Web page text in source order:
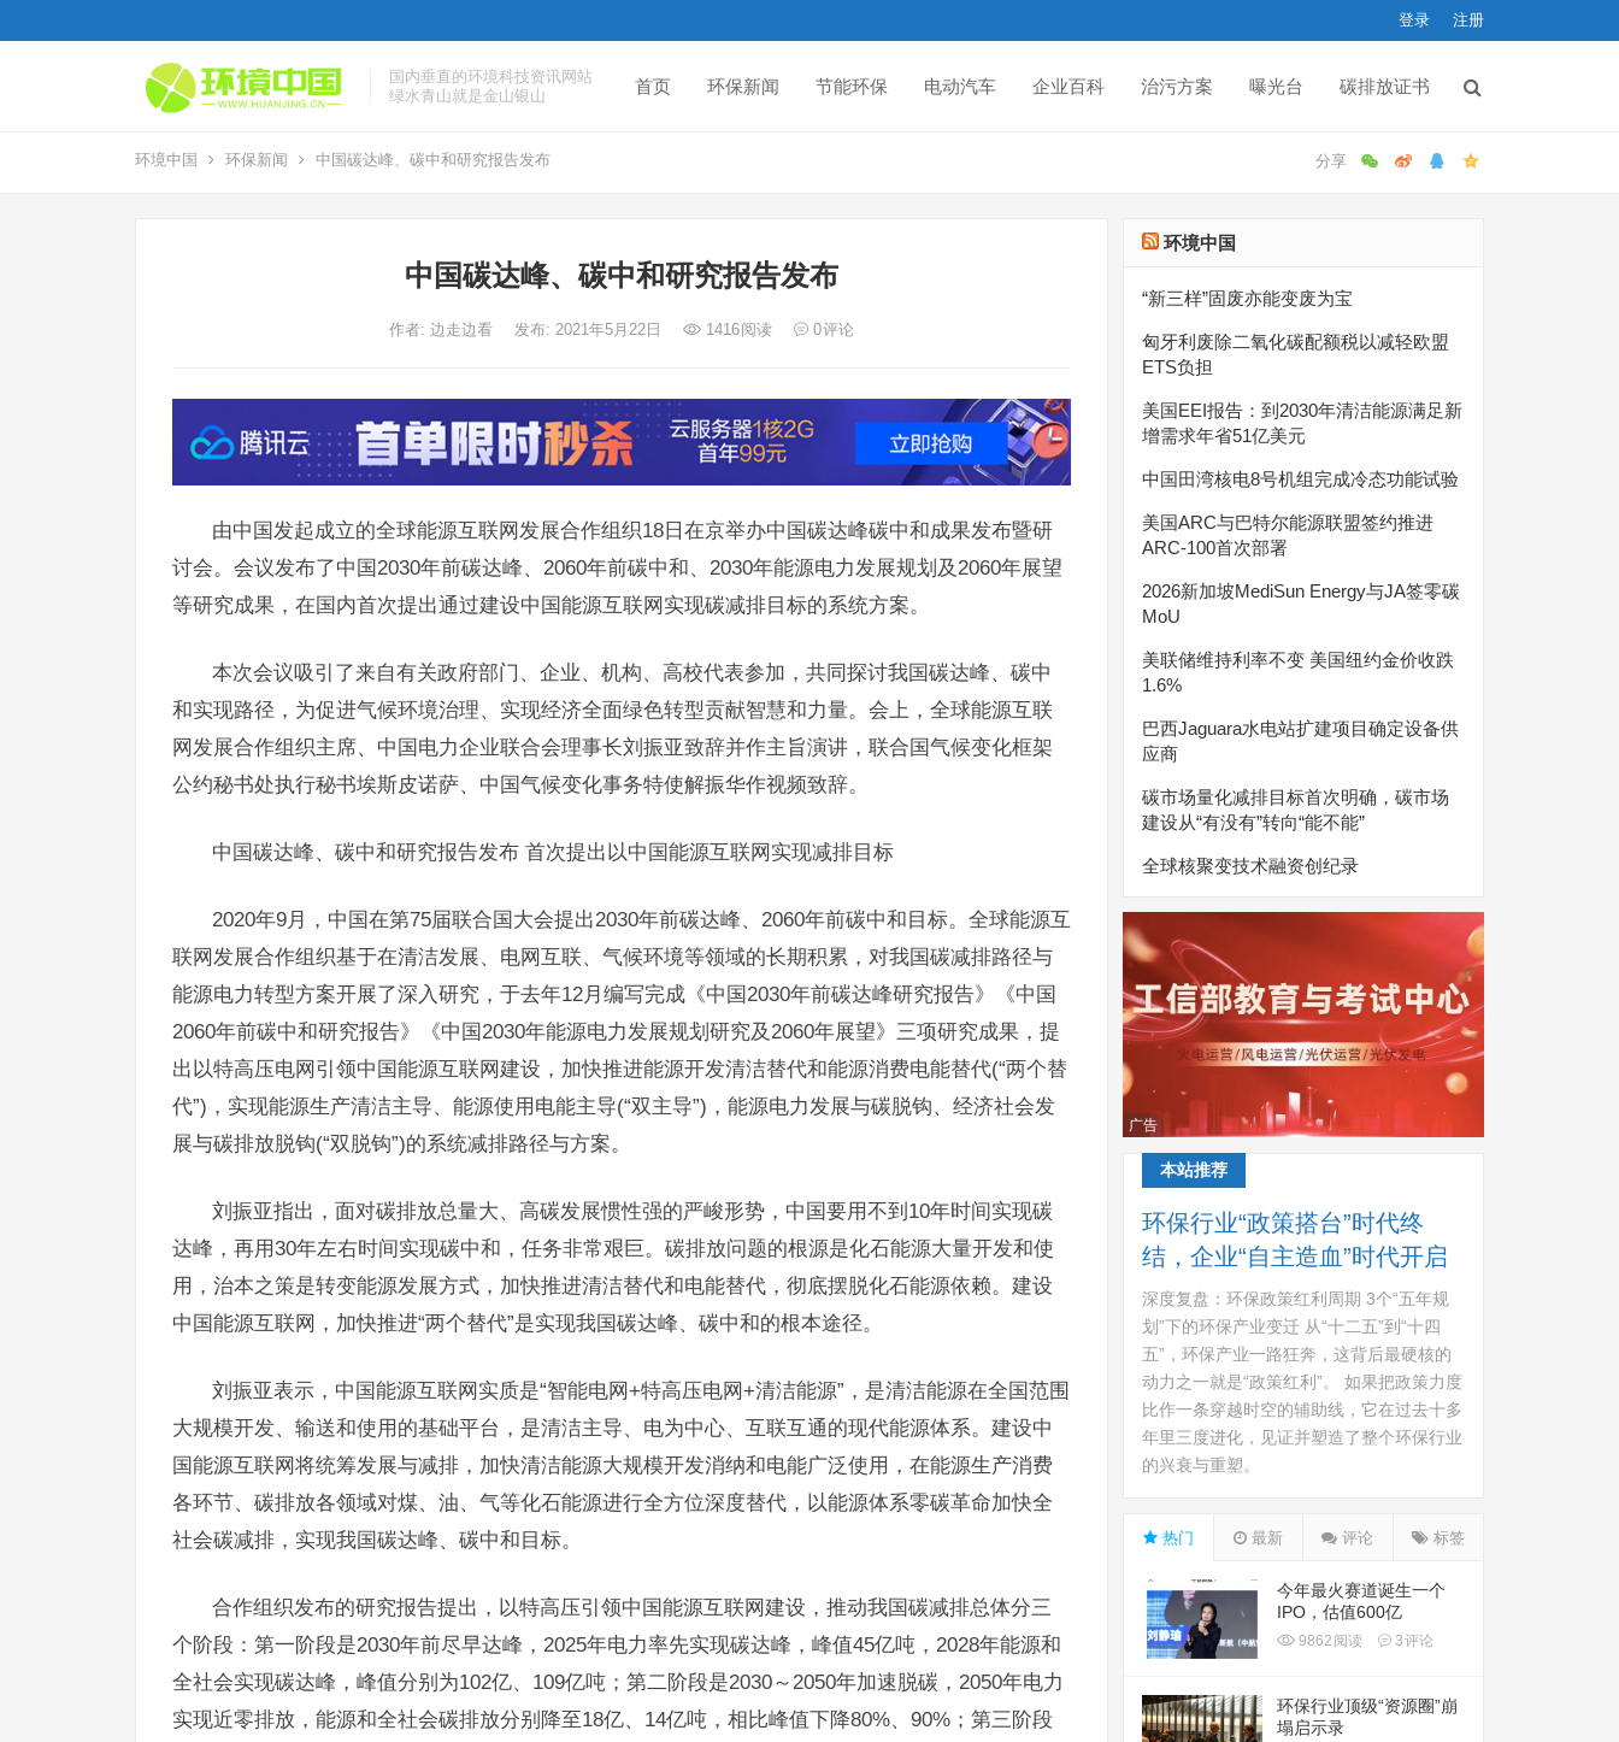
登录 注册
国内垂直的环境科技资讯网站
绿水青山就是金山银山
首页 环保新闻 节能环保 电动汽车 企业百科 治污方案 曝光台 碳排放证书
环境中国 环保新闻 中国碳达峰、碳中和研究报告发布
中国碳达峰、碳中和研究报告发布
作者: 边走边看 发布: 2021年5月22日 1416阅读 0评论
由中国发起成立的全球能源互联网发展合作组织18日在京举办中国碳达峰碳中和成果发布暨研
讨会。会议发布了中国2030年前碳达峰、2060年前碳中和、2030年能源电力发展规划及2060年展望
等研究成果，在国内首次提出通过建设中国能源互联网实现碳减排目标的系统方案。
本次会议吸引了来自有关政府部门、企业、机构、高校代表参加，共同探讨我国碳达峰、碳中
和实现路径，为促进气候环境治理、实现经济全面绿色转型贡献智慧和力量。会上，全球能源互联
网发展合作组织主席、中国电力企业联合会理事长刘振亚致辞并作主旨演讲，联合国气候变化框架
公约秘书处执行秘书埃斯皮诺萨、中国气候变化事务特使解振华作视频致辞。
中国碳达峰、碳中和研究报告发布 首次提出以中国能源互联网实现减排目标
2020年9月，中国在第75届联合国大会提出2030年前碳达峰、2060年前碳中和目标。全球能源互
联网发展合作组织基于在清洁发展、电网互联、气候环境等领域的长期积累，对我国碳减排路径与
能源电力转型方案开展了深入研究，于去年12月编写完成《中国2030年前碳达峰研究报告》《中国
2060年前碳中和研究报告》《中国2030年能源电力发展规划研究及2060年展望》三项研究成果，提
出以特高压电网引领中国能源互联网建设，加快推进能源开发清洁替代和能源消费电能替代(“两个替
代”)，实现能源生产清洁主导、能源使用电能主导(“双主导”)，能源电力发展与碳脱钩、经济社会发
展与碳排放脱钩(“双脱钩”)的系统减排路径与方案。
刘振亚指出，面对碳排放总量大、高碳发展惯性强的严峻形势，中国要用不到10年时间实现碳
达峰，再用30年左右时间实现碳中和，任务非常艰巨。碳排放问题的根源是化石能源大量开发和使
用，治本之策是转变能源发展方式，加快推进清洁替代和电能替代，彻底摆脱化石能源依赖。建设
中国能源互联网，加快推进“两个替代”是实现我国碳达峰、碳中和的根本途径。
刘振亚表示，中国能源互联网实质是“智能电网+特高压电网+清洁能源”，是清洁能源在全国范围
大规模开发、输送和使用的基础平台，是清洁主导、电为中心、互联互通的现代能源体系。建设中
国能源互联网将统筹发展与减排，加快清洁能源大规模开发消纳和电能广泛使用，在能源生产消费
各环节、碳排放各领域对煤、油、气等化石能源进行全方位深度替代，以能源体系零碳革命加快全
社会碳减排，实现我国碳达峰、碳中和目标。
合作组织发布的研究报告提出，以特高压引领中国能源互联网建设，推动我国碳减排总体分三
个阶段：第一阶段是2030年前尽早达峰，2025年电力率先实现碳达峰，峰值45亿吨，2028年能源和
全社会实现碳达峰，峰值分别为102亿、109亿吨；第二阶段是2030～2050年加速脱碳，2050年电力
实现近零排放，能源和全社会碳排放分别降至18亿、14亿吨，相比峰值下降80%、90%；第三阶段
环境中国
“新三样”固废亦能变废为宝
匈牙利废除二氧化碳配额税以减轻欧盟
ETS负担
美国EEI报告：到2030年清洁能源满足新
增需求年省51亿美元
中国田湾核电8号机组完成冷态功能试验
美国ARC与巴特尔能源联盟签约推进
ARC-100首次部署
2026新加坡MediSun Energy与JA签零碳
MoU
美联储维持利率不变 美国纽约金价收跌
1.6%
巴西Jaguara水电站扩建项目确定设备供
应商
碳市场量化减排目标首次明确，碳市场
建设从“有没有”转向“能不能”
全球核聚变技术融资创纪录
广告
本站推荐
环保行业“政策搭台”时代终
结，企业“自主造血”时代开启
深度复盘：环保政策红利周期 3个“五年规
划”下的环保产业变迁 从“十二五”到“十四
五”，环保产业一路狂奔，这背后最硬核的
动力之一就是“政策红利”。 如果把政策力度
比作一条穿越时空的辅助线，它在过去十多
年里三度进化，见证并塑造了整个环保行业
的兴衰与重塑。
热门 最新 评论 标签
今年最火赛道诞生一个
IPO，估值600亿
9862 阅读 3评论
环保行业顶级“资源圈”崩
塌启示录